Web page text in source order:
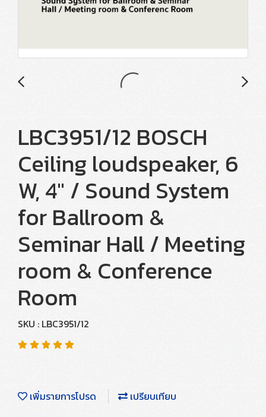
LBC3951/12 BOSCH
Ceiling loudspeaker, 6
W, 4" / Sound System
for Ballroom &
Seminar Hall / Meeting
room & Conference
Room
SKU : LBC3951/12
เพิ่มรายการโปรด
เปรียบเทียบ